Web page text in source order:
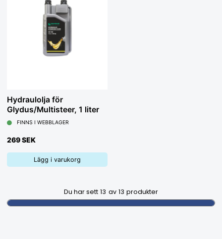
Hydraulolja för
Glydus/Multisteer, 1 liter
FINNS I WEBBLAGER
269 SEK
Lägg i varukorg
Du har sett 13 av 13 produkter